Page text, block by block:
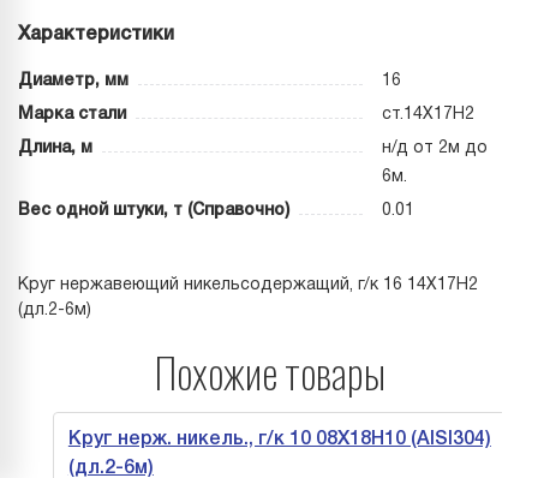
Характеристики
Диаметр, мм 16
Марка стали ст.14Х17Н2
Длина, м
н/д от 2м до
6м.
Вес одной штуки, т (Справочно) 0.01
Круг нержавеющий никельсодержащий, г/к 16 14Х17Н2
(дл.2-6м)
Похожие товары
Круг нерж. никель., г/к 10 08Х18Н10 (AISI304)
(дл.2-6м)